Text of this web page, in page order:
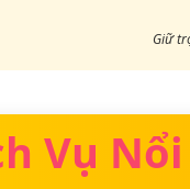
Giữ
Vụ